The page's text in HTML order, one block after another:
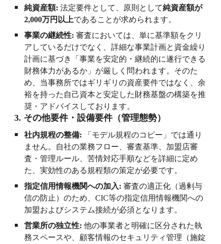
純資産額: 法定要件として、原則として純資産額が
2,000万円以上であることが求められます。
事業の継続性: 審査においては、単に基準額をクリ
アしているだけでなく、詳細な事業計画と資金繰り
計画に基づき「事業を安定的・継続的に遂行できる
財務体力があるか」が厳しく問われます。そのた
め、当事務所ではギリギリの資産要件ではなく、余
裕を持った自己資本と安定した財務基盤の構築を推
奨・アドバイスしております。
3. その他要件・設備要件（管理態勢）
社内規程の整備:
「モデル規程のコピー」では通り
ません。自社の業務フロー、審査基準、加盟店審
査・管理ルール、苦情対応手順などを詳細に定め
た、実効性のある規程類の策定が必要です。
指定信用情報機関への加入: 審査の適正化（過剰与
信の防止）のため、CIC等の指定信用情報機関への
加盟およびシステム接続が必須となります。
営業所の独立性: 他の事業者と明確に区分された執
務スペースや、顧客情報のセキュリティ管理（施錠